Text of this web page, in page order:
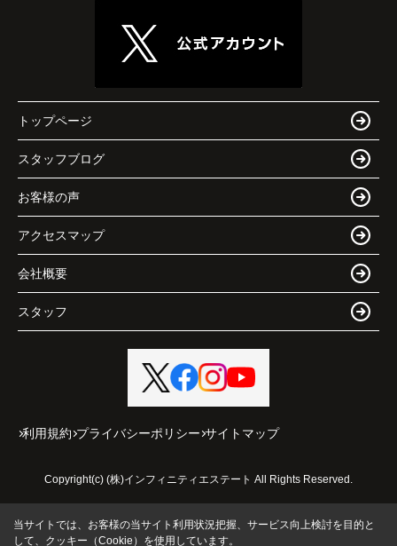
トップページ
スタッフブログ
お客様の声
アクセスマップ
会社概要
スタッフ
利用規約 プライバシーポリシー サイトマップ
Copyright(c) (株)インフィニティエステート All Rights Reserved.
当サイトでは、お客様の当サイト利用状況把握、サービス向上検討を目的と
して、クッキー（Cookie）を使用しています。